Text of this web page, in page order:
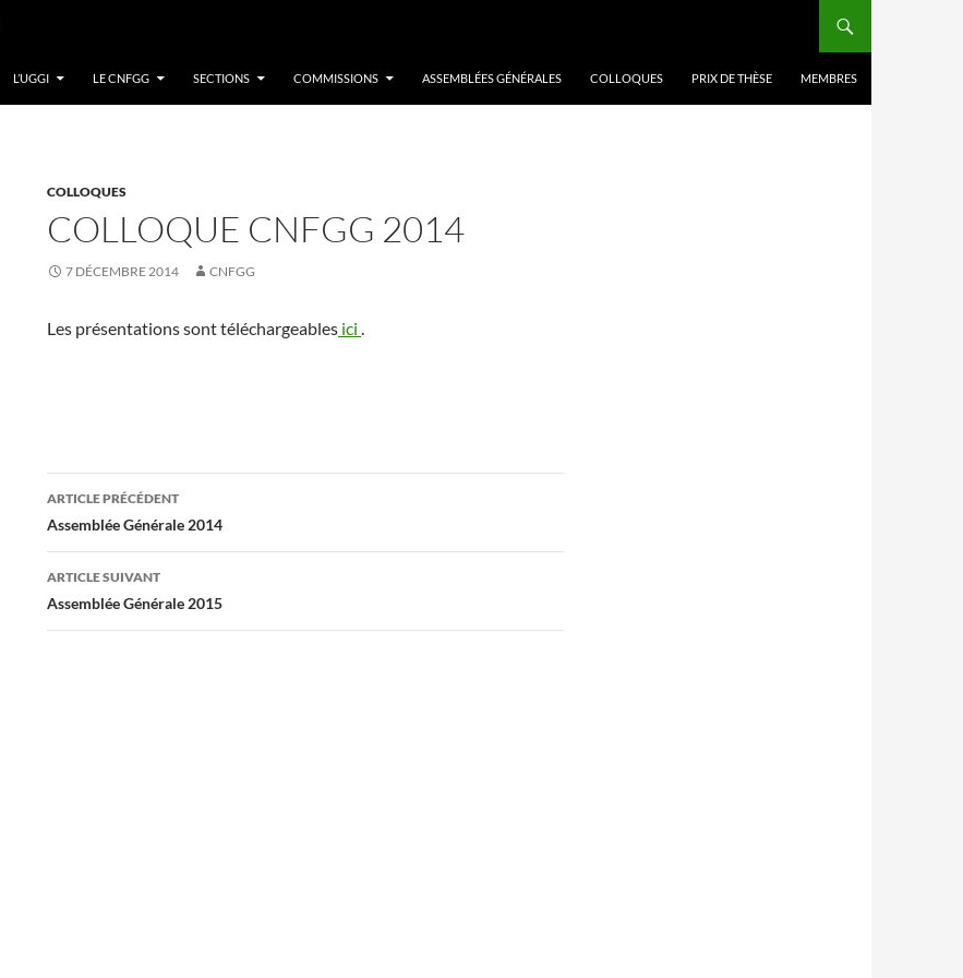
L’UGGI LE CNFGG SECTIONS COMMISSIONS ASSEMBLÉES GÉNÉRALES COLLOQUES PRIX DE THÈSE MEMBRES
COLLOQUES
COLLOQUE CNFGG 2014
7 DÉCEMBRE 2014 CNFGG
Les présentations sont téléchargeables ici .
Navigation
des
articles
ARTICLE PRÉCÉDENT
Assemblée Générale 2014
ARTICLE SUIVANT
Assemblée Générale 2015